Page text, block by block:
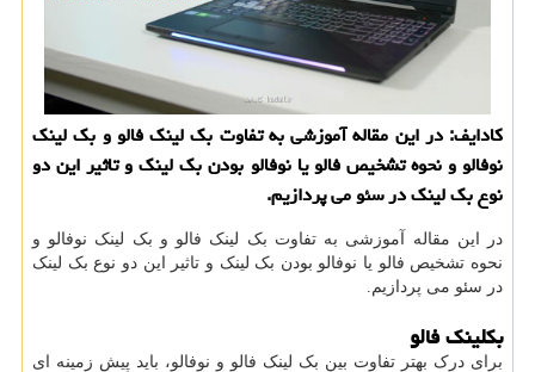
كادایف: در این مقاله آموزشی به تفاوت بك لینك فالو و بك لینك
نوفالو و نحوه تشخیص فالو یا نوفالو بودن بك لینك و تاثیر این دو
نوع بك لینك در سئو می پردازیم.
در این مقاله آموزشی به تفاوت بک لینک فالو و بک لینک نوفالو و
نحوه تشخیص فالو یا نوفالو بودن بک لینک و تاثیر این دو نوع بک لینک
در سئو می پردازیم.
بکلینک فالو
برای درک بهتر تفاوت بین بک لینک فالو و نوفالو، باید پیش زمینه ای